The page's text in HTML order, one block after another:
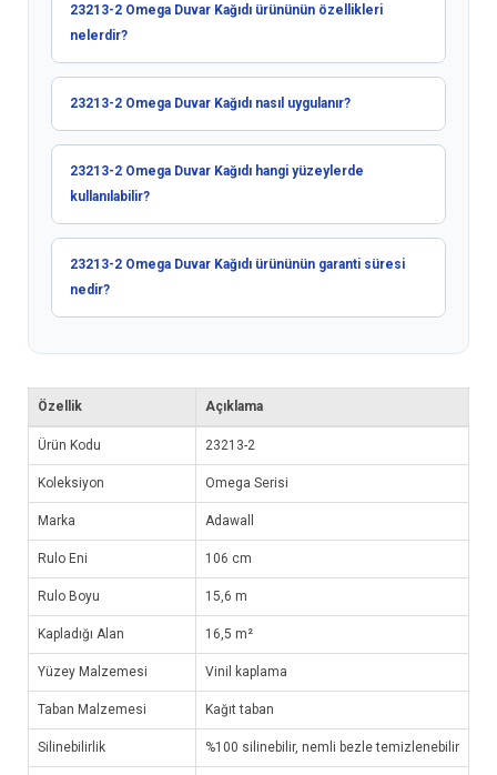
23213-2 Omega Duvar Kağıdı ürününün özellikleri
nelerdir?
23213-2 Omega Duvar Kağıdı nasıl uygulanır?
23213-2 Omega Duvar Kağıdı hangi yüzeylerde
kullanılabilir?
23213-2 Omega Duvar Kağıdı ürününün garanti süresi
nedir?
Özellik Açıklama
Ürün Kodu 23213-2
Koleksiyon Omega Serisi
Marka Adawall
Rulo Eni 106 cm
Rulo Boyu 15,6 m
Kapladığı Alan 16,5 m²
Yüzey Malzemesi Vinil kaplama
Taban Malzemesi Kağıt taban
Silinebilirlik %100 silinebilir, nemli bezle temizlenebilir